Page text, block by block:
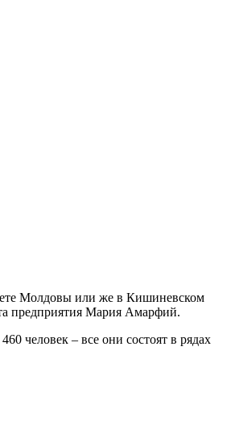
Молдовы или же в Кишиневском
предприятия Мария Амарфий.
человек – все они состоят в рядах